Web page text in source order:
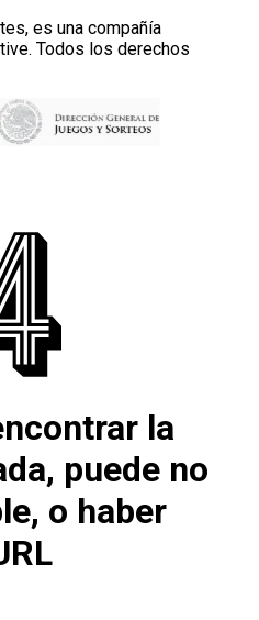
es una compañía
Todos los derechos
la
puede no
o haber